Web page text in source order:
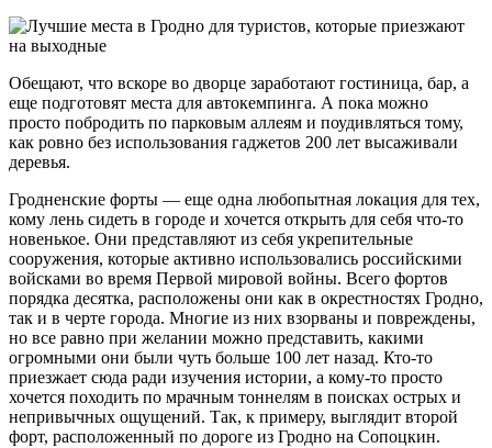
Обещают, что вскоре во дворце заработают гостиница, бар, а
еще подготовят места для автокемпинга. А пока можно
просто побродить по парковым аллеям и поудивляться тому,
как ровно без использования гаджетов 200 лет высаживали
деревья.
Гродненские форты — еще одна любопытная локация для тех,
кому лень сидеть в городе и хочется открыть для себя что-то
новенькое. Они представляют из себя укрепительные
сооружения, которые активно использовались российскими
войсками во время Первой мировой войны. Всего фортов
порядка десятка, расположены они как в окрестностях Гродно,
так и в черте города. Многие из них взорваны и повреждены,
но все равно при желании можно представить, какими
огромными они были чуть больше 100 лет назад. Кто-то
приезжает сюда ради изучения истории, а кому-то просто
хочется походить по мрачным тоннелям в поисках острых и
непривычных ощущений. Так, к примеру, выглядит второй
форт, расположенный по дороге из Гродно на Сопоцкин.